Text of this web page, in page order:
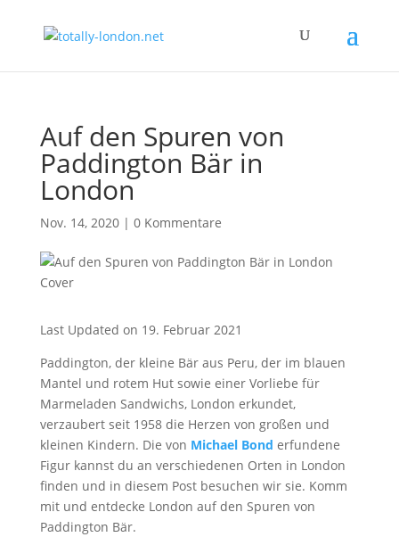
Auf den Spuren von
Paddington Bär in
London
Nov. 14, 2020| 0 Kommentare
Last Updated on 19. Februar 2021
Paddington, der kleine Bär aus Peru, der im blauen
Mantel und rotem Hut sowie einer Vorliebe für
Marmeladen Sandwichs, London erkundet,
verzaubert seit 1958 die Herzen von großen und
kleinen Kindern. Die von Michael Bond erfundene
Figur kannst du an verschiedenen Orten in London
finden und in diesem Post besuchen wir sie. Komm
mit und entdecke London auf den Spuren von
Paddington Bär.